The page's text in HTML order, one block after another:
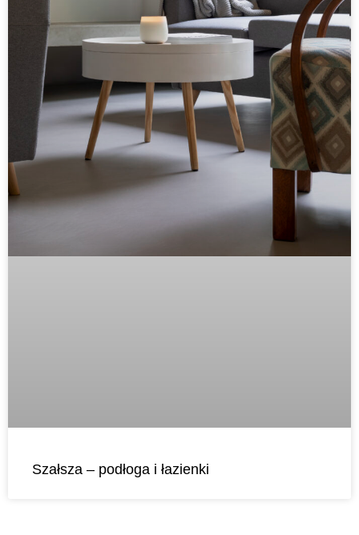
Szałsza – podłoga i łazienki